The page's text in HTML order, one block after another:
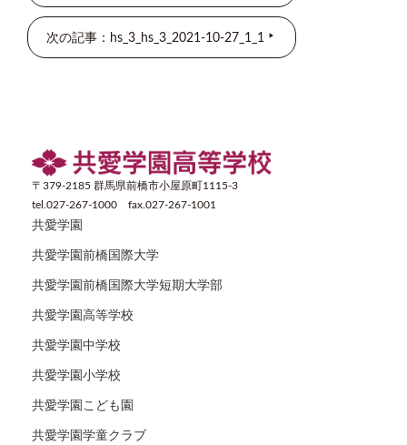
次の記事：hs_3_hs_3_2021-10-27_1_1
〒379-2185 群馬県前橋市小屋原町1115-3
tel.027-267-1000 fax.027-267-1001
共愛学園
共愛学園前橋国際大学
共愛学園前橋国際大学短期大学部
共愛学園高等学校
共愛学園中学校
共愛学園小学校
共愛学園こども園
共愛学園学童クラブ